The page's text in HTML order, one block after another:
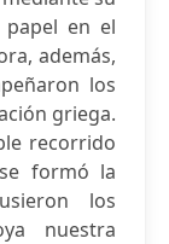
en el
además,
los
griega.
recorrido
formó la
los
nuestra